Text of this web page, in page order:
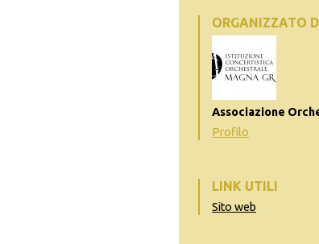
ORGANIZZATO
Associazione
Profilo
LINK UTILI
Sito web